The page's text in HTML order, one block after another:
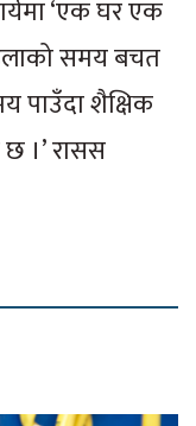
‘एक घर एक
समय बचत
पाउँदा शैक्षिक
।’ रासस